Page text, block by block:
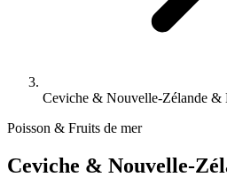
Ceviche & Nouvelle-Zélande &
Poisson & Fruits de mer
Ceviche & Nouvelle-